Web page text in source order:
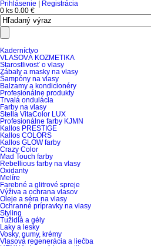
Prihlásenie
Registrácia
0 ks 0.00 €
Kaderníctvo
VLASOVÁ KOZMETIKA
Starostlivosť o vlasy
Zábaly a masky na vlasy
Šampóny na vlasy
Balzamy a kondicionéry
Profesionálne produkty
Trvalá ondulácia
Farby na vlasy
Stella VitaColor LUX
Profesionálne farby KJMN
Kallos PRESTIGE
Kallos COLORS
Kallos GLOW farby
Crazy Color
Mad Touch farby
Rebellious farby na vlasy
Oxidanty
Melíre
Farebné a glitrové spreje
Výživa a ochrana vlasov
Oleje a séra na vlasy
Ochranné prípravky na vlasy
Styling
Tužidlá a gély
Laky a lesky
Vosky, gumy, krémy
Vlasová regenerácia a liečba